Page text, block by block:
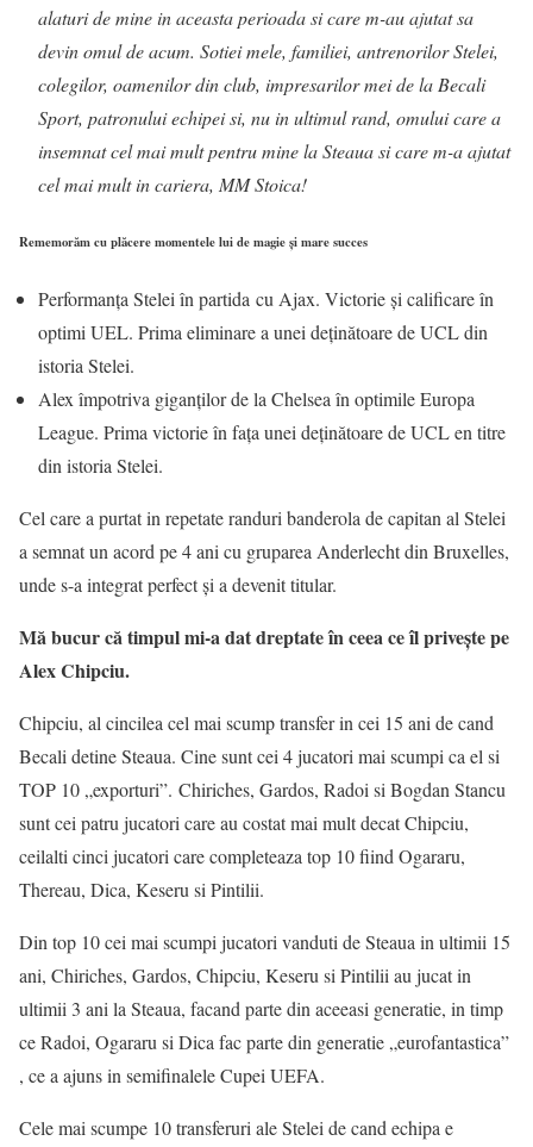
alaturi de mine in aceasta perioada si care m-au ajutat sa
devin omul de acum. Sotiei mele, familiei, antrenorilor Stelei,
colegilor, oamenilor din club, impresarilor mei de la Becali
Sport, patronului echipei si, nu in ultimul rand, omului care a
insemnat cel mai mult pentru mine la Steaua si care m-a ajutat
cel mai mult in cariera, MM Stoica!
Rememorăm cu plăcere momentele lui de magie și mare succes
Performanța Stelei în partida cu Ajax. Victorie și calificare în
optimi UEL. Prima eliminare a unei deținătoare de UCL din
istoria Stelei.
Alex împotriva giganților de la Chelsea în optimile Europa
League. Prima victorie în fața unei deținătoare de UCL en titre
din istoria Stelei.
Cel care a purtat in repetate randuri banderola de capitan al Stelei
a semnat un acord pe 4 ani cu gruparea Anderlecht din Bruxelles,
unde s-a integrat perfect și a devenit titular.
Mă bucur că timpul mi-a dat dreptate în ceea ce îl privește pe
Alex Chipciu.
Chipciu, al cincilea cel mai scump transfer in cei 15 ani de cand
Becali detine Steaua. Cine sunt cei 4 jucatori mai scumpi ca el si
TOP 10 „exporturi”. Chiriches, Gardos, Radoi si Bogdan Stancu
sunt cei patru jucatori care au costat mai mult decat Chipciu,
ceilalti cinci jucatori care completeaza top 10 fiind Ogararu,
Thereau, Dica, Keseru si Pintilii.
Din top 10 cei mai scumpi jucatori vanduti de Steaua in ultimii 15
ani, Chiriches, Gardos, Chipciu, Keseru si Pintilii au jucat in
ultimii 3 ani la Steaua, facand parte din aceeasi generatie, in timp
ce Radoi, Ogararu si Dica fac parte din generatie „eurofantastica”
, ce a ajuns in semifinalele Cupei UEFA.
Cele mai scumpe 10 transferuri ale Stelei de cand echipa e